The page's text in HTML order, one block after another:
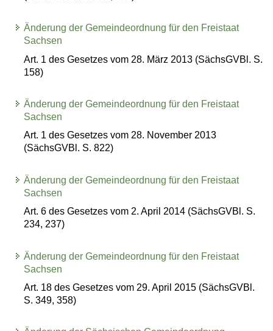
Änderung der Gemeindeordnung für den Freistaat
Sachsen
Art. 1 des Gesetzes vom 28. März 2013 (SächsGVBl. S.
158)
Änderung der Gemeindeordnung für den Freistaat
Sachsen
Art. 1 des Gesetzes vom 28. November 2013
(SächsGVBl. S. 822)
Änderung der Gemeindeordnung für den Freistaat
Sachsen
Art. 6 des Gesetzes vom 2. April 2014 (SächsGVBl. S.
234, 237)
Änderung der Gemeindeordnung für den Freistaat
Sachsen
Art. 18 des Gesetzes vom 29. April 2015 (SächsGVBl.
S. 349, 358)